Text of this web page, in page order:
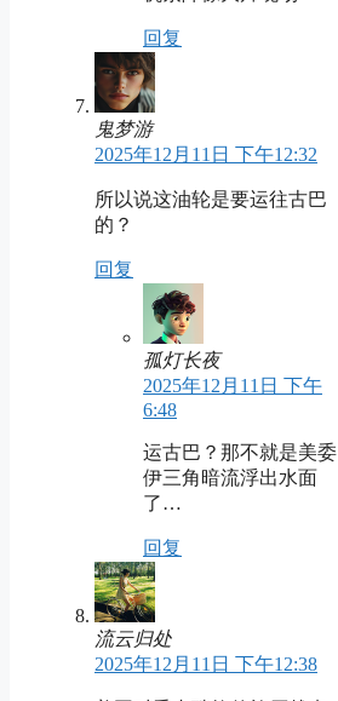
回复
鬼梦游
2025年12月11日 下午12:32
所以说这油轮是要运往古巴
的？
回复
孤灯长夜
2025年12月11日 下午
6:48
运古巴？那不就是美委
伊三角暗流浮出水面
了…
回复
流云归处
2025年12月11日 下午12:38